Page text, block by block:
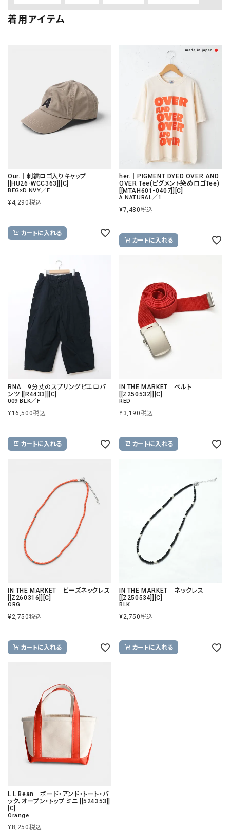
着用アイテム
Our.｜刺繍ロゴ入りキャップ
[[HU26-WCC363]][C]
BEG×D.NVY／F
¥4,290税込
カートに入れる
her.｜PIGMENT DYED OVER AND
OVER Tee(ピグメント染めロゴTee)
[[MTAH601-0407]][C]
A NATURAL／1
¥7,480税込
カートに入れる
RNA｜9分丈のスプリングピエロパ
ンツ [[R4433]][C]
009 BLK／F
¥16,500税込
カートに入れる
IN THE MARKET｜ベルト
[[Z250532]][C]
RED
¥3,190税込
カートに入れる
IN THE MARKET｜ビーズネックレス
[[Z260316]][C]
ORG
¥2,750税込
カートに入れる
IN THE MARKET｜ネックレス
[[Z250534]][C]
BLK
¥2,750税込
カートに入れる
L.L.Bean｜ボード・アンド・トート・バ
ック、オープン・トップ ミニ [[524353]]
[C]
Orange
¥8,250税込